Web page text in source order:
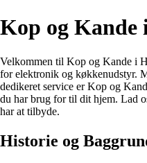
Kop og Kande
Velkommen til Kop og Kande i
for elektronik og køkkenudstyr.
dedikeret service er Kop og
du har brug for til dit hjem. Lad
har at tilbyde.
Historie og